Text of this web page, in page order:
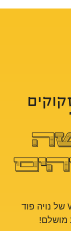
לחצו בקליק על כפתור ה-Whatsapp של נויה פוד
מושלם!